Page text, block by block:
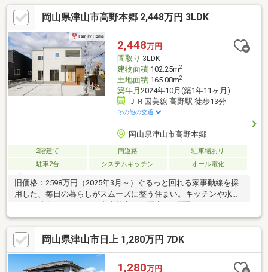
オール電化や食器洗乾燥機、浴室暖房乾燥機など、日々の暮らし
をサポートする設備も充実の住まい。【 ファミリーホームの家づ
くり 】■土地+建物+外構全部セットで安心価格■毎月の住宅ロー
ンの支払いは家賃並み■予算・間取り・仕様等、様々なニーズに
お応えします■価格だけでなく品質にも妥協しません■設立30年の
経験と実績。品質と価格にこだわる家づくり
岡山県津山市高野本郷 2,448万円 3LDK
2,448万円
間取り 3LDK
建物面積102.25m2
土地面積165.08m2
築年月 2024年10月(築1年11ヶ月)
ＪＲ因美線 高野駅 徒歩13分
その他の交通
岡山県津山市高野本郷
2階建て 南道路
駐車場あり
駐車2台
システムキッチン オール電化
旧価格：2598万円（2025年3月～）ぐるっと回れる家事動線を採
用した、毎日の暮らしがスムーズに整う住まい。キッチンや水回
りへの移動がしやすく、家事効率にも配慮した間取りになってい
ます。オール電化や食器洗乾燥機、浴室暖房乾燥機など、日々の
暮らしをサポートする設備も充実。玄関にはシューズクロークを
備え、収納力にも配慮しました。【 ファミリーホームの家づくり
】■土地+建物+外構全部セットで安心価格■毎月の住宅ローンの支
払いは家賃並み■予算・間取り・仕様等、様々なニーズにお応え
岡山県津山市日上 1,280万円 7DK
1,280万円